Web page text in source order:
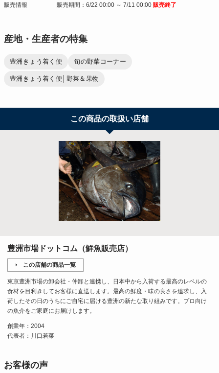
販売情報 販売期間：6/22 00:00 ～ 7/11 00:00 販売終了
産地・生産者の特集
豊洲きょう着く便 旬の野菜コーナー
豊洲きょう着く便│野菜＆果物
この商品の取扱い店舗
豊洲市場ドットコム（鮮魚販売店）
この店舗の商品一覧
東京豊洲市場の卸会社・仲卸と連携し、日本中から入荷する最高のレベルの
食材を目利きしてお客様に直送します。最高の鮮度・味の良さを追求し、入
荷したその日のうちにご自宅に届ける豊洲の新たな取り組みです。プロ向け
の魚介をご家庭にお届けします。
創業年：2004
代表者：川口若菜
お客様の声